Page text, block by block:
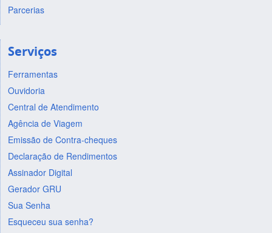
Parcerias
Serviços
Ferramentas
Ouvidoria
Central de Atendimento
Agência de Viagem
Emissão de Contra-cheques
Declaração de Rendimentos
Assinador Digital
Gerador GRU
Sua Senha
Esqueceu sua senha?